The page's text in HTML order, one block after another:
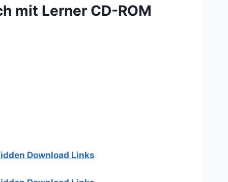
mit Lerner CD-ROM
Download Links